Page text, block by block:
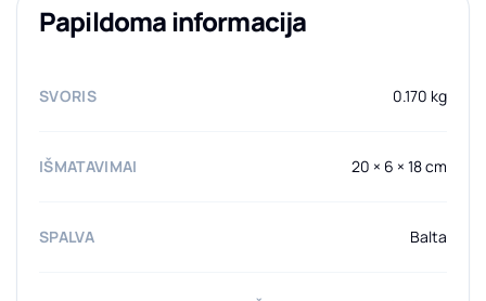
Papildoma informacija
SVORIS 0.170 kg
IŠMATAVIMAI 20 × 6 × 18 cm
SPALVA Balta